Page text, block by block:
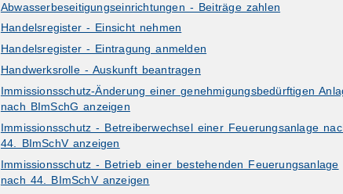
Abwasserbeseitigungseinrichtungen - Beiträge zahlen
Handelsregister - Einsicht nehmen
Handelsregister - Eintragung anmelden
Handwerksrolle - Auskunft beantragen
Immissionsschutz-Änderung einer genehmigungsbedürftigen
nach BImSchG anzeigen
Immissionsschutz - Betreiberwechsel einer Feuerungsanlage
44. BImSchV anzeigen
Immissionsschutz - Betrieb einer bestehenden Feuerungsanlage
nach 44. BImSchV anzeigen